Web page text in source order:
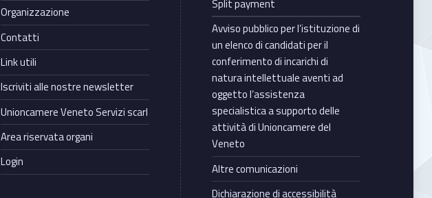
Organizzazione
Contatti
Link utili
Iscriviti alle nostre newsletter
Unioncamere Veneto Servizi scarl
Area riservata organi
Login
Split payment
Avviso pubblico per l’istituzione di
un elenco di candidati per il
conferimento di incarichi di
natura intellettuale aventi ad
oggetto l’assistenza
specialistica a supporto delle
attività di Unioncamere del
Veneto
Altre comunicazioni
Dichiarazione di accessibilità